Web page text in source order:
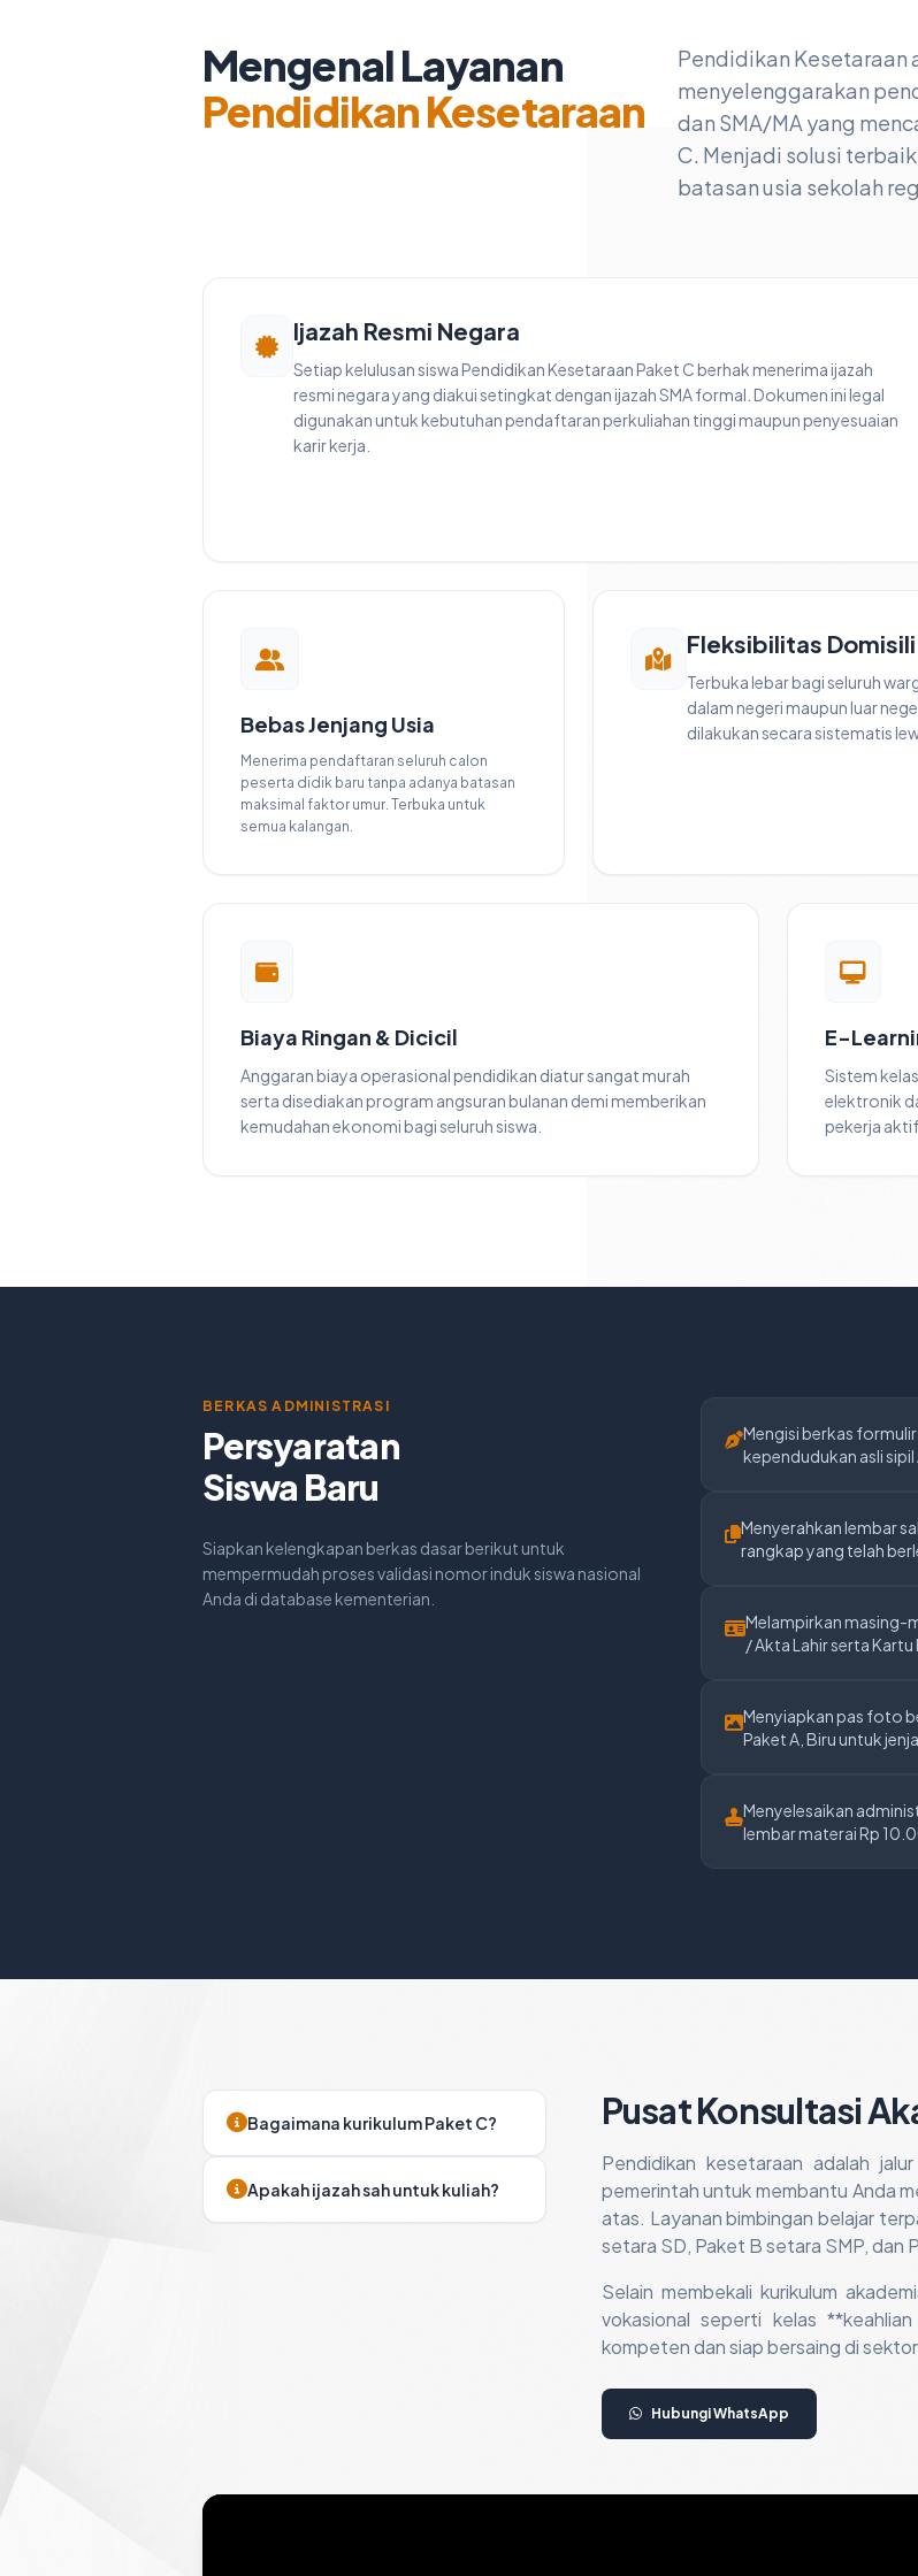
Mengenal Layanan
Pendidikan Kesetaraan
Pendidikan Kesetaraan
menyelenggarakan
dan SMA/MA yang
C. Menjadi solusi
batasan usia sekolah
Ijazah Resmi Negara
Setiap kelulusan siswa Pendidikan Kesetaraan Paket C berhak menerima ijazah
resmi negara yang diakui setingkat dengan ijazah SMA formal. Dokumen ini legal
digunakan untuk kebutuhan pendaftaran perkuliahan tinggi maupun penyesuaian
karir kerja.
Bebas Jenjang Usia
Menerima pendaftaran seluruh calon
peserta didik baru tanpa adanya batasan
maksimal faktor umur. Terbuka untuk
semua kalangan.
Fleksibilitas Domisili
Terbuka lebar bagi seluruh
dalam negeri maupun luar
dilakukan secara sistematis
Biaya Ringan & Dicicil
Anggaran biaya operasional pendidikan diatur sangat murah
serta disediakan program angsuran bulanan demi memberikan
kemudahan ekonomi bagi seluruh siswa.
E-
Sistem
elektronik
pekerja
BERKAS ADMINISTRASI
Persyaratan
Siswa Baru
Siapkan kelengkapan berkas dasar berikut untuk
mempermudah proses validasi nomor induk siswa nasional
Anda di database kementerian.
Mengisi berkas
kependudukan asli sipil
Menyerahkan lembar
rangkap yang telah
Melampirkan masing-
/ Akta Lahir serta Kartu
Menyiapkan pas foto
Paket A, Biru untuk
Menyelesaikan
lembar materai Rp
Bagaimana kurikulum Paket C?
Apakah ijazah sah untuk kuliah?
Pusat Konsultasi
Pendidikan kesetaraan adalah
pemerintah untuk membantu Anda
atas. Layanan bimbingan belajar
setara SD, Paket B setara SMP, dan
Selain membekali kurikulum
vokasional seperti kelas
kompeten dan siap bersaing di
Hubungi WhatsApp